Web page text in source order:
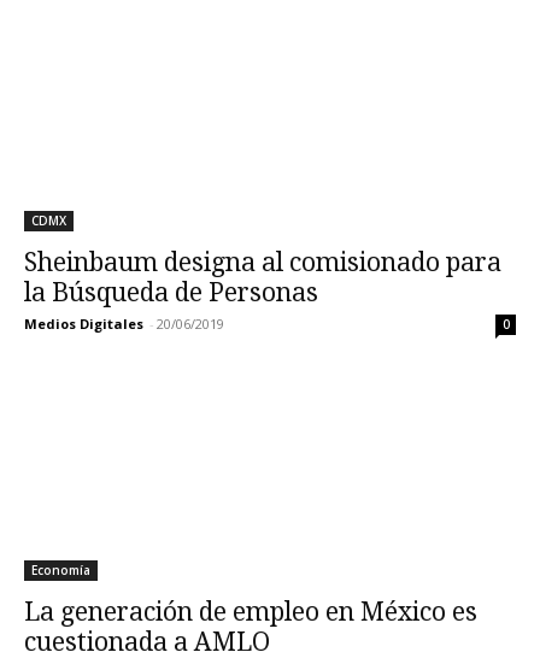
CDMX
Sheinbaum designa al comisionado para
la Búsqueda de Personas
Medios Digitales - 20/06/2019 0
Economía
La generación de empleo en México es
cuestionada a AMLO